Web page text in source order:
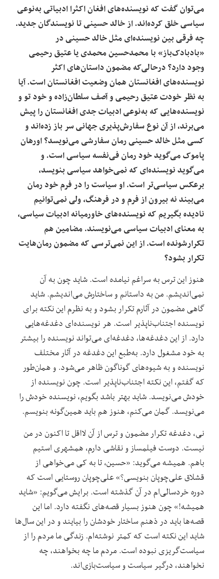
می‌توان گفت که نویسنده‌های افغان اکثرا ادبیاتی به‌نوعی
سیاسی خلق کرده‌اند. از خالد حسینی تا نویسندگان جدید.
چه فرقی بین نویسنده‌ای مثل خالد حسینی در
«بادبادک‌باز» با محمد‌حسین‌ محمدی یا عتیق رحیمی
وجود دارد؟ درحالی‌که مضمون داستان‌های اکثر
نویسنده‌های افغانستان همان وضعیت افغانستان است. آیا
به نظر خودت عتیق رحیمی و آصف سلطان‌زاده و خود ‌تو و
نویسنده‌هایی که به‌نوعی ادبیات جدی افغانستان را پیش
می‌برند، از آن نوع سفارش‌پذیری جهانی سر باز زده‌اند و
کسی مثل خالد حسینی رمان سفارشی می‌نویسد؟ اورهان
پاموک می‌گوید خود رمان فی‌نفسه سیاسی است. و
می‌گوید نویسنده‌ای که نمی‌خواهد سیاسی بنویسد،
برعکس سیاسی‌تر است. او سیاست را در فرم خود رمان
می‌بیند نه بیرون از فرم و در فرهنگ، ولی نمی‌توانیم
نادیده بگیریم که نویسنده‌های خاورمیانه ادبیات سیاسی،
به معنای ادبیات سیاسی می‌نویسند. مضامین هم
تکرارشونده است. از این نمی‌ترسی که مضمون رمان‌هایت
تکرار بشود؟
هنوز این ترس به سراغم نیامده است. شاید چون به آن
نمی‌اندیشم. من به داستانم و ساختارش می‌اندیشم. شاید
گاهی مضمون در آثارم تکرار بشود و به نظرم این نکته برای
نویسنده ‌اجتناب‌ناپذیر است. هر نویسنده‌ای دغد‌غه‌‌هایی
دارد. از این دغدغه‌‌ها، دغدغه‌ای می‌تواند نویسنده را بیشتر
به خود مشغول دارد. به‌طبع این دغدغه‌ در آثار مختلف
نویسنده و به شیوه‌های گوناگون ظاهر می‌شود. و همان‌طور
که گفتم، این نکته اجتناب‌ناپذیر است. چون نویسنده از
خودش می‌نویسد. شاید بهتر باشد بگویم، نویسنده خودش را
می‌نویسد. گمان می‌کنم، هنوز هم باید همین‌‌گونه بنویسم.
نی، دغدغه‌ تکرار مضمون و ترس از آن لااقل تا اکنون در من
نیست. دوست فیلمساز و نقاشی دارم، همشهری استیم
باهم. همیشه می‌‌گوید: «حسین، تا به کی می‌خواهی از
قشلاق علی‌چوپان بنویسی؟» علی‌چوپان روستایی است که
دوره‌ خردسالی‌ام در آن گذشته است. برایش می‌گویم: «شاید
همیشه!» چون هنوز بسیار قصه‌های نگفته دارد. اما این
قصه‌‌ها باید در ذهنم ساختار خودشان را بیایند و در این سال‌ها
شاید این نکته است که کمتر نوشته‌ام. زند‌گی ما مردم را از
سیاست‌گریزی نبوده است. مردم ما چه بخواهند، ‌چه
نخواهند، درگیر سیاست و سیاست‌بازی‌اند.